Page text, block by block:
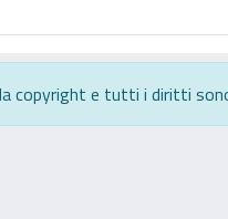
copyright e tutti i diritti